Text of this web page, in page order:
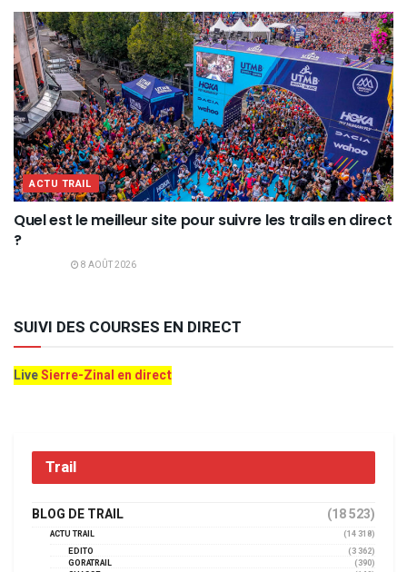
ACTU TRAIL
Quel est le meilleur site pour suivre les trails en direct
?
8 AOÛT 2026
SUIVI DES COURSES EN DIRECT
LiveSierre-Zinal en direct
Trail
BLOG DE TRAIL (18 523)
ACTU TRAIL
(14 318)
EDITO
(3 362)
GORATRAIL
(390)